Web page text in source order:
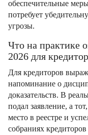
обеспечительные
потребует
угрозы.
Что на практике
2026 для
Для кредиторов
напоминание о
доказательств. В
подал заявление, а
место в реестре и
собраниях